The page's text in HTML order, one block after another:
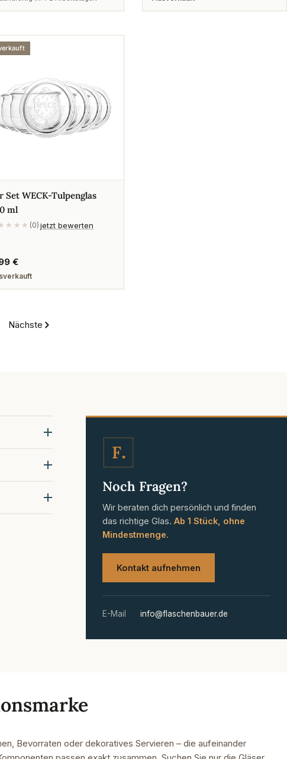
Set WECK-Tulpenglas
ml
(0) jetzt bewerten
€
Nächste
F
Noch Fragen?
Wir beraten dich persönlich und finden
das richtige Glas. Ab 1 Stück, ohne
Mindestmenge.
Kontakt aufnehmen
E-Mail info@flaschenbauer.de
Bevorraten oder dekoratives Servieren – die aufeinander